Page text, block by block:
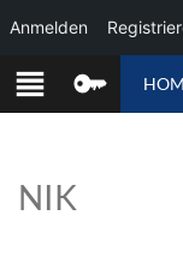
ZUM
INHALT
NIK
Anmelden